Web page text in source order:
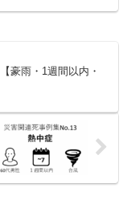
豪雨・1週間以内・